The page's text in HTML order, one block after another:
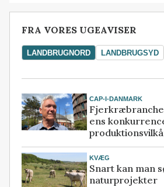
FRA VORES UGEAVISER
LANDBRUGNORD LANDBRUGSYD
CAP-I-DANMARK
ens
KVÆG
Snart kan man
naturprojekter